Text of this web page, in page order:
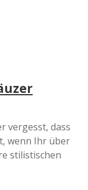
vergesst, dass
wenn Ihr über
stilistischen